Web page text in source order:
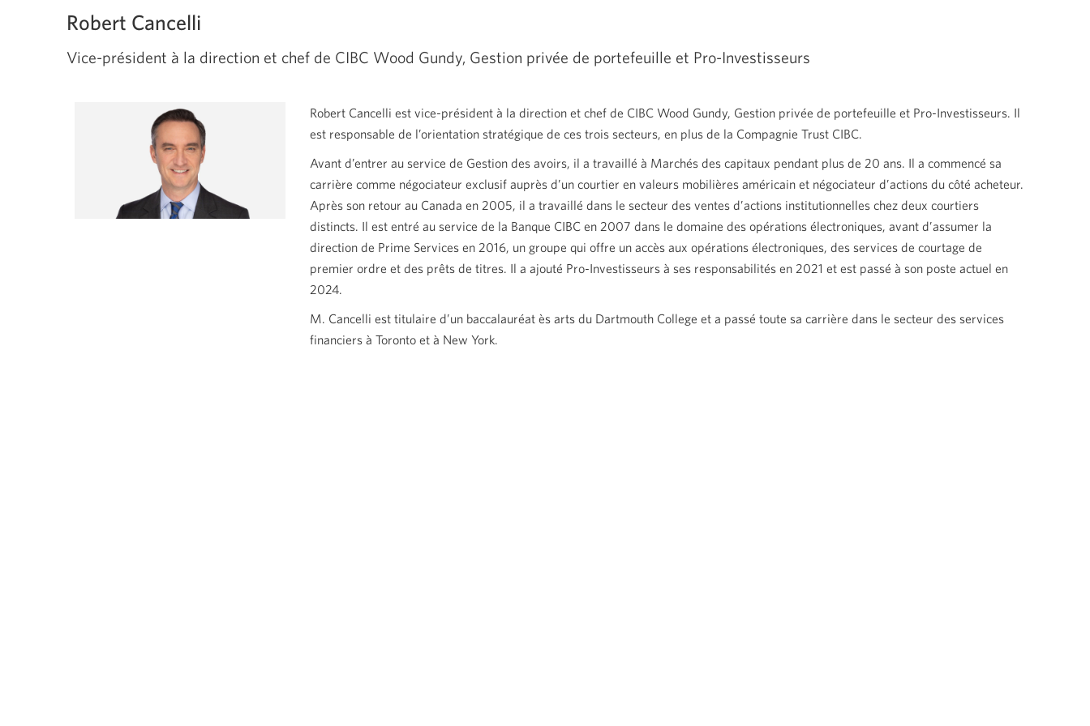
Robert Cancelli
Vice-président à la direction et chef de CIBC Wood Gundy, Gestion privée de portefeuille et Pro-Investisseurs
Robert Cancelli est vice-président à la direction et chef de CIBC Wood Gundy, Gestion privée de portefeuille et Pro-Investisseurs. Il
est responsable de l’orientation stratégique de ces trois secteurs, en plus de la Compagnie Trust CIBC.
Avant d’entrer au service de Gestion des avoirs, il a travaillé à Marchés des capitaux pendant plus de 20 ans. Il a commencé sa
carrière comme négociateur exclusif auprès d’un courtier en valeurs mobilières américain et négociateur d’actions du côté acheteur.
Après son retour au Canada en 2005, il a travaillé dans le secteur des ventes d’actions institutionnelles chez deux courtiers
distincts. Il est entré au service de la Banque CIBC en 2007 dans le domaine des opérations électroniques, avant d’assumer la
direction de Prime Services en 2016, un groupe qui offre un accès aux opérations électroniques, des services de courtage de
premier ordre et des prêts de titres. Il a ajouté Pro-Investisseurs à ses responsabilités en 2021 et est passé à son poste actuel en
2024.
M. Cancelli est titulaire d’un baccalauréat ès arts du Dartmouth College et a passé toute sa carrière dans le secteur des services
financiers à Toronto et à New York.